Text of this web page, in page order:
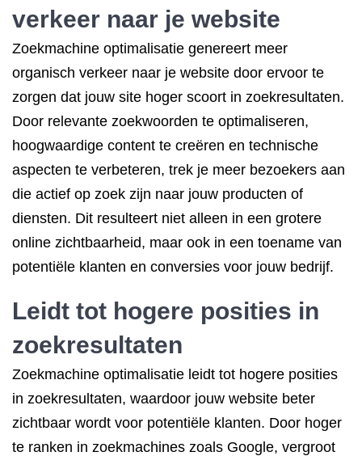
verkeer naar je website
Zoekmachine optimalisatie genereert meer
organisch verkeer naar je website door ervoor te
zorgen dat jouw site hoger scoort in zoekresultaten.
Door relevante zoekwoorden te optimaliseren,
hoogwaardige content te creëren en technische
aspecten te verbeteren, trek je meer bezoekers aan
die actief op zoek zijn naar jouw producten of
diensten. Dit resulteert niet alleen in een grotere
online zichtbaarheid, maar ook in een toename van
potentiële klanten en conversies voor jouw bedrijf.
Leidt tot hogere posities in
zoekresultaten
Zoekmachine optimalisatie leidt tot hogere posities
in zoekresultaten, waardoor jouw website beter
zichtbaar wordt voor potentiële klanten. Door hoger
te ranken in zoekmachines zoals Google, vergroot